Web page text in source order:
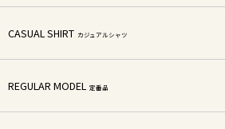
CASUAL SHIRT カジュアルシャツ
REGULAR MODEL 定番品